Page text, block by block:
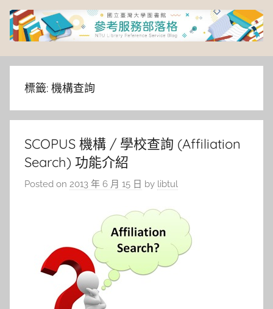
Skip
content
臺
灣
大
學
圖
標籤: 機構查詢
SCOPUS 機構 / 學校查詢 (Affiliation
Search) 功能介紹
Posted on 2013 年 6 月 15 日 by libtul